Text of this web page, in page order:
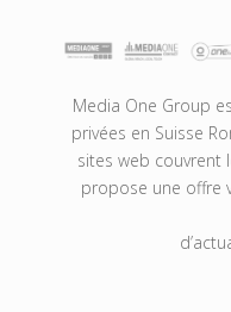
Media One Group
privées en Suisse
sites web couvrent
propose une offre